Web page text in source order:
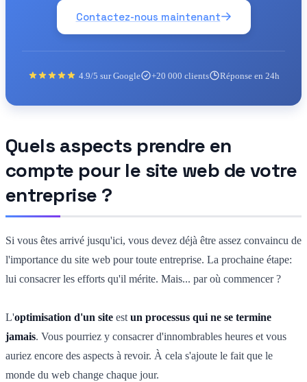
Contactez-nous maintenant
4.9/5 sur Google +20 000 clients Réponse en 24h
Quels aspects prendre en
compte pour le site web de votre
entreprise ?
Si vous êtes arrivé jusqu'ici, vous devez déjà être assez convaincu de
l'importance du site web pour toute entreprise. La prochaine étape:
lui consacrer les efforts qu'il mérite. Mais... par où commencer ?
L'optimisation d'un site est un processus qui ne se termine
jamais. Vous pourriez y consacrer d'innombrables heures et vous
auriez encore des aspects à revoir. À cela s'ajoute le fait que le
monde du web change chaque jour.